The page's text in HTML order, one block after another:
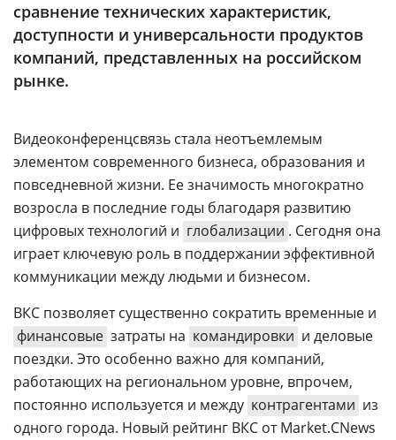
Конференции
Техника
Об
издании
Реклама
Вакансии
Контакты
Max
Telegram
Дзен
VK
Rutube
сравнение технических характеристик,
доступности и универсальности продуктов
компаний, представленных на российском
рынке.
Видеоконференцсвязь стала неотъемлемым
элементом современного бизнеса, образования и
повседневной жизни. Ее значимость многократно
возросла в последние годы благодаря развитию
цифровых технологий и глобализации . Сегодня она
играет ключевую роль в поддержании эффективной
коммуникации между людьми и бизнесом.
ВКС позволяет существенно сократить временные и
финансовые затраты на командировки и деловые
поездки. Это особенно важно для компаний,
работающих на региональном уровне, впрочем,
постоянно используется и между контрагентами из
одного города. Новый рейтинг ВКС от Market.CNews